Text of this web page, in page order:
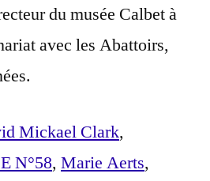
du musée Calbet à
avec les Abattoirs,
Mickael Clark,
N°58, Marie Aerts,